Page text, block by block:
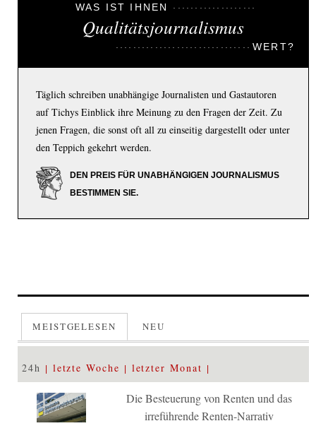
WAS IST IHNEN
Qualitätsjournalismus
WERT?
Täglich schreiben unabhängige Journalisten und Gastautoren
auf Tichys Einblick ihre Meinung zu den Fragen der Zeit. Zu
jenen Fragen, die sonst oft all zu einseitig dargestellt oder unter
den Teppich gekehrt werden.
DEN PREIS FÜR UNABHÄNGIGEN JOURNALISMUS
BESTIMMEN SIE.
MEISTGELESEN NEU
24h letzte Woche letzter Monat
Die Besteuerung von Renten und das
irreführende Renten-Narrativ